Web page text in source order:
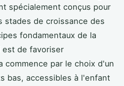
spécialement conçus pour
stades de croissance des
fondamentaux de la
de favoriser
commence par le choix d'un
bas, accessibles à l'enfant